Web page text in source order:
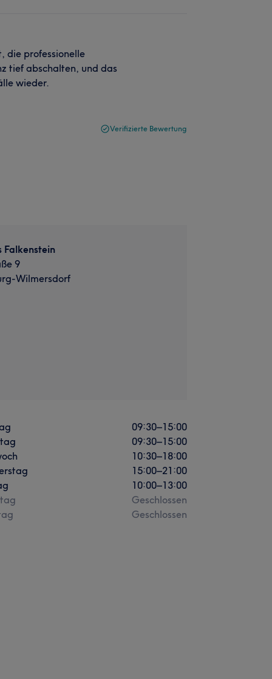
die professionelle
tief abschalten, und das
wieder.
Verifizierte Bewertung
9
Wilmersdorf
09:30–15:00
09:30–15:00
10:30–18:00
15:00–21:00
10:00–13:00
Geschlossen
Geschlossen